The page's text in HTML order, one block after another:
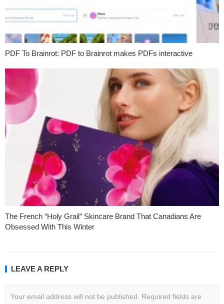
PDF To Brainrot: PDF to Brainrot makes PDFs interactive
The French “Holy Grail” Skincare Brand That Canadians Are
Obsessed With This Winter
LEAVE A REPLY
Your email address will not be published.
Required fields are